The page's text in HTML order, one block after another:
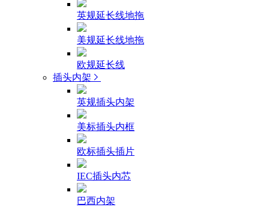
英规延长线地拖
美规延长线地拖
欧规延长线
插头内架
英规插头内架
美标插头内框
欧标插头插片
IEC插头内芯
巴西内架